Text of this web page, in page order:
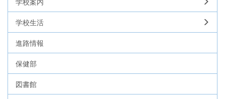
学校生活
進路情報
保健部
図書館